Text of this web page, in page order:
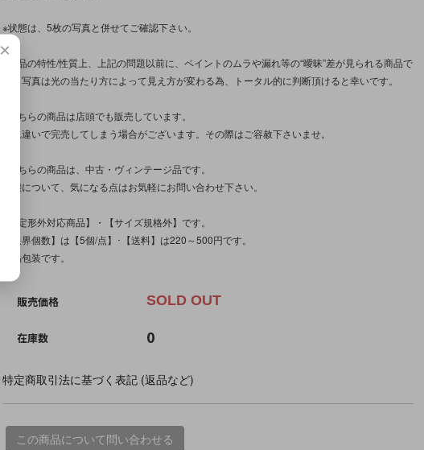
※状態は、5枚の写真と併せてご確認下さい。
※商品の特性/性質上、上記の問題以前に、ペイントのムラや漏れ等の“曖昧”差が見られる商品で
す。写真は光の当たり方によって見え方が変わる為、トータル的に判断頂けると幸いです。
※こちらの商品は店頭でも販売しています。
入れ違いで完売してしまう場合がございます。その際はご容赦下さいませ。
※こちらの商品は、中古・ヴィンテージ品です。
状態について、気になる点はお気軽にお問い合わせ下さい。
※【定形外対応商品】・【サイズ規格外】です。
【限界個数】は【5個/点】･【送料】は220～500円です。
簡易包装です。
販売価格 SOLD OUT
在庫数 0
特定商取引法に基づく表記 (返品など)
この商品について問い合わせる
×